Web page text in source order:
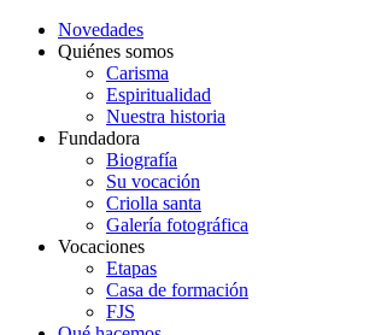
Novedades
Quiénes somos
Carisma
Espiritualidad
Nuestra historia
Fundadora
Biografía
Su vocación
Criolla santa
Galería fotográfica
Vocaciones
Etapas
Casa de formación
FJS